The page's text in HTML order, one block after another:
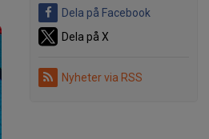
Dela på Facebook
Dela på X
Nyheter via RSS